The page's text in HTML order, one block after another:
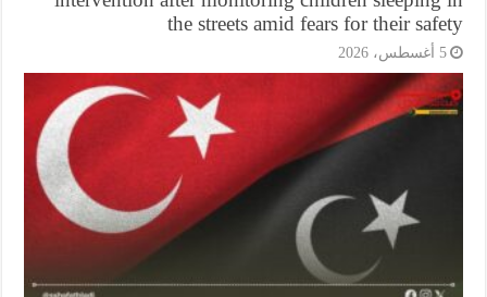
the streets amid fears for their